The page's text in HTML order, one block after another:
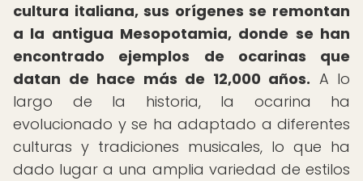
cultura italiana, sus orígenes se remontan
a la antigua Mesopotamia, donde se han
encontrado ejemplos de ocarinas que
datan de hace más de 12,000 años. A lo
largo de la historia, la ocarina ha
evolucionado y se ha adaptado a diferentes
culturas y tradiciones musicales, lo que ha
dado lugar a una amplia variedad de estilos